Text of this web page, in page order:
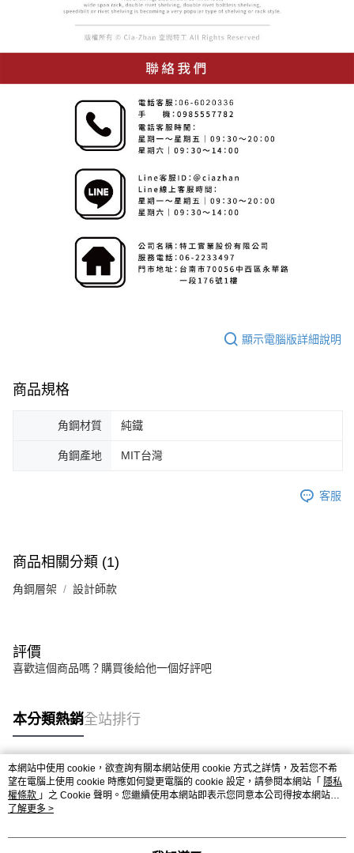
顯示電腦版詳細說明
商品規格
角鋼材質 純鐵
角鋼產地 MIT台灣
客服
商品相關分類 (1)
角鋼層架 設計師款
評價
喜歡這個商品嗎？購買後給他一個好評吧
本分類熱銷全站排行
熱門標籤
本網站中使用 cookie，欲查詢有關本網站使用 cookie 方式之詳情，及若您不希
望在電腦上使用 cookie 時應如何變更電腦的 cookie 設定，請參閱本網站「 隱私
權條款 」之 Cookie 聲明。您繼續使用本網站即表示您同意本公司得按本網站使
用條款之 Cookie 聲明使用 cookie。
了解更多 >